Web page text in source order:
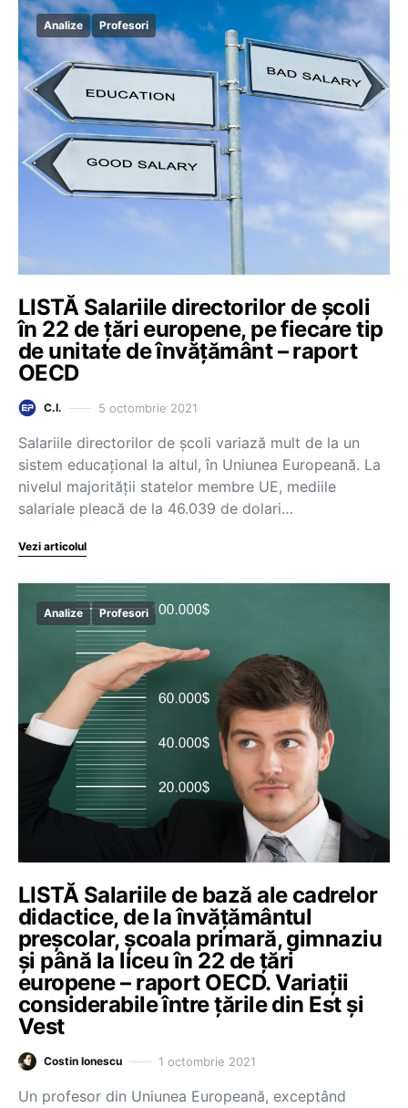
Analize Profesori
LISTĂ Salariile directorilor de școli
în 22 de țări europene, pe fiecare tip
de unitate de învățământ – raport
OECD
C.I. 5 octombrie 2021
Salariile directorilor de școli variază mult de la un
sistem educațional la altul, în Uniunea Europeană. La
nivelul majorității statelor membre UE, mediile
salariale pleacă de la 46.039 de dolari…
Vezi articolul
Analize Profesori
LISTĂ Salariile de bază ale cadrelor
didactice, de la învățământul
preșcolar, școala primară, gimnaziu
și până la liceu în 22 de țări
europene – raport OECD. Variații
considerabile între țările din Est și
Vest
Costin Ionescu 1 octombrie 2021
Un profesor din Uniunea Europeană, exceptând